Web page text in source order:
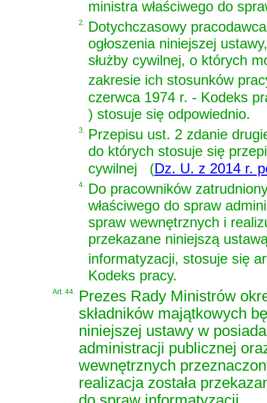
ministra właściwego do
2. Dotychczasowy
ogłoszenia niniejszej
służby cywilnej, o których
zakresie ich stosunków
czerwca 1974 r. - Kodeks
) stosuje się odpowiednio.
3. Przepisu ust. 2 zdanie
do których stosuje się
cywilnej
(Dz. U. z 2014 r.
4. Do pracowników
właściwego do spraw
spraw wewnętrznych i
przekazane niniejszą
informatyzacji, stosuje się
Kodeks pracy.
Art. 44. Prezes Rady Ministrów
składników majątkowych
niniejszej ustawy w
administracji publicznej
wewnętrznych
realizacja została